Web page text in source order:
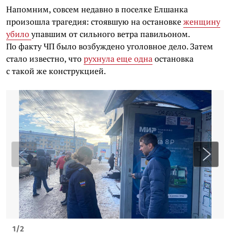
Напомним, совсем недавно в поселке Елшанка
произошла трагедия: стоявшую на остановкеженщину
убилоупавшим от сильного ветра павильоном.
По факту ЧП было возбуждено уголовное дело. Затем
стало известно, чторухнула еще однаостановка
с такой же конструкцией.
1/2